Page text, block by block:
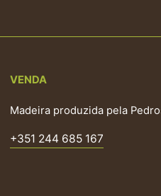
VENDA
Madeira produzida pela
+351 244 685 167